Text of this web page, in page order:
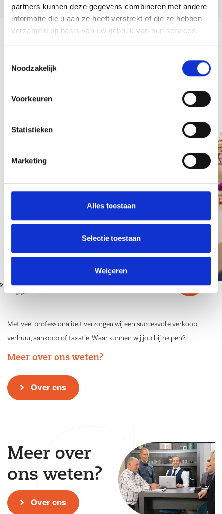
partners kunnen deze gegevens combineren met andere
informatie die u aan ze heeft verstrekt of die ze hebben
verzameld op basis van uw gebruik van hun services.
Noodzakelijk
Voorkeuren
Statistieken
Marketing
Alles toestaan
Selectie toestaan
Weigeren
Terug naar overzicht
Met veel professionaliteit verzorgen wij een succesvolle verkoop,
verhuur, aankoop of taxatie. Waar kunnen wij jou bij helpen?
Meer over ons weten?
Over ons
Meer over
ons weten?
Over ons